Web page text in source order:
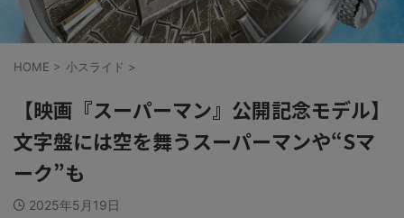
HOME > 小スライド >
【映画『スーパーマン』公開記念モデル】
文字盤には空を舞うスーパーマンや“Sマ
ーク”も
2025年5月19日